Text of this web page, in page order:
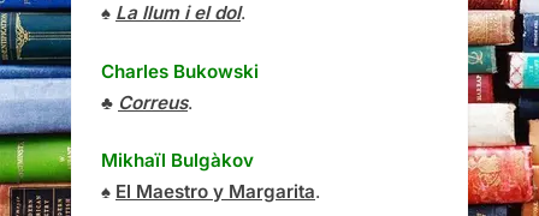
♠ La llum i el dol.
Charles Bukowski
♣ Correus.
Mikhaïl Bulgàkov
♠ El Maestro y Margarita.